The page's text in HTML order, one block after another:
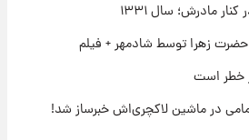
مادرش؛ سال ۱۳۳۱
زهرا توسط شادمهر + فیلم
خطر است
در ماشین لاکچری‌اش خبرساز شد!